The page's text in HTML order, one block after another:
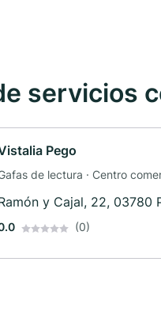
servicios
Pego
de lectura · Centro
y Cajal, 22, 03780
(0)